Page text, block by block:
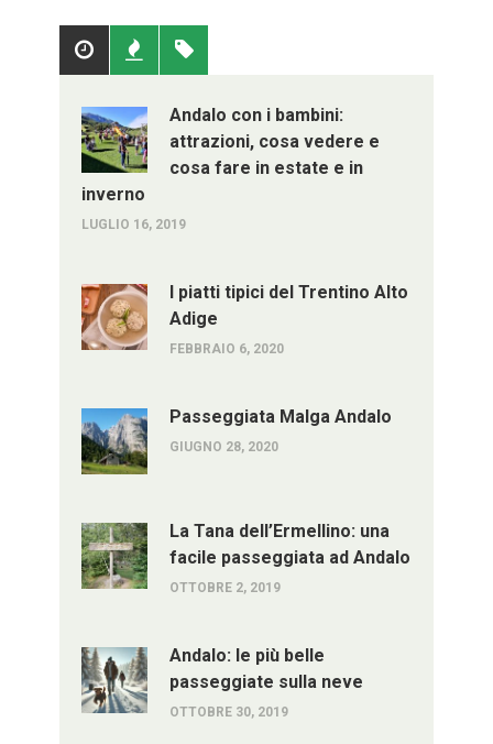
PopolariRecenti
Andalo con i bambini:
attrazioni, cosa vedere e
cosa fare in estate e in
inverno
LUGLIO 16, 2019
I piatti tipici del Trentino Alto
Adige
FEBBRAIO 6, 2020
Passeggiata Malga Andalo
GIUGNO 28, 2020
La Tana dell’Ermellino: una
facile passeggiata ad Andalo
OTTOBRE 2, 2019
Andalo: le più belle
passeggiate sulla neve
OTTOBRE 30, 2019